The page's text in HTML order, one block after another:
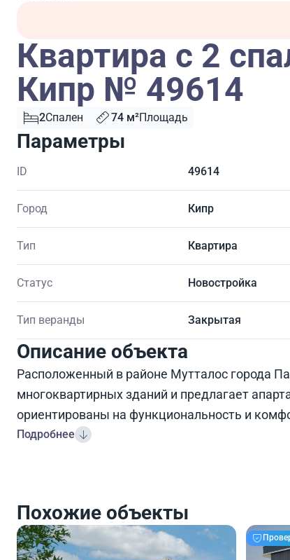
Квартира с 2
Кипр № 49614
2Спален 74 м²Площадь
Параметры
ID 49614
Город Кипр
Тип Квартира
Статус Новостройка
Тип веранды Закрытая
Описание объекта
Расположенный в районе Мутталос города
многоквартирных зданий и предлагает
ориентированы на функциональность и
Подробнее
Похожие объекты